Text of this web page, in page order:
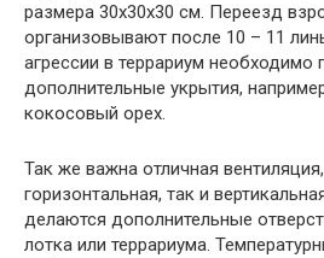
размера 30х30х30 см. Переезд
организовывают после 10 – 11
агрессии в террариум необходимо
дополнительные укрытия,
кокосовый орех.
Так же важна отличная
горизонтальная, так и
делаются дополнительные
лотка или террариума.